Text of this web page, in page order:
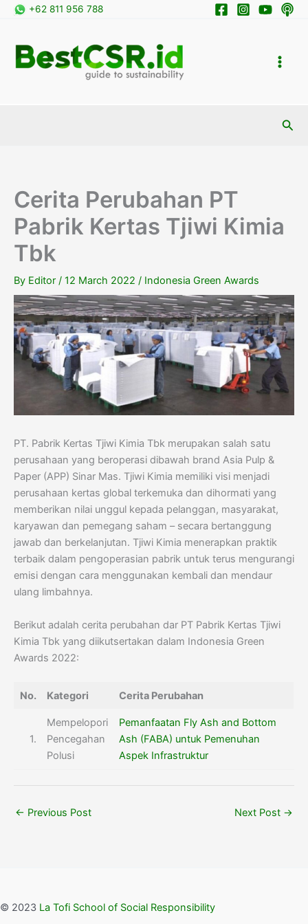
Skip
+62 811 956 788
Cerita Perubahan PT
Pabrik Kertas Tjiwi Kimia
Tbk
By Editor / 12 March 2022 / Indonesia Green Awards
PT. Pabrik Kertas Tjiwi Kimia Tbk merupakan salah satu
perusahaan yang beroperasi dibawah brand Asia Pulp &
Paper (APP) Sinar Mas. Tjiwi Kimia memiliki visi menjadi
perusahaan kertas global terkemuka dan dihormati yang
memberikan nilai unggul kepada pelanggan, masyarakat,
karyawan dan pemegang saham – secara bertanggung
jawab dan berkelanjutan. Tjiwi Kimia menerapkan praktik
terbaik dalam pengoperasian pabrik untuk terus mengurangi
emisi dengan cara menggunakan kembali dan mendaur
ulang limbahnya.
Berikut adalah cerita perubahan dar PT Pabrik Kertas Tjiwi
Kimia Tbk yang diikutsertakan dalam Indonesia Green
Awards 2022:
No. Kategori Cerita Perubahan
1.
Mempelopori
Pencegahan
Polusi
Pemanfaatan Fly Ash and Bottom
Ash (FABA) untuk Pemenuhan
Aspek Infrastruktur
← Previous Post Next Post →
© 2023 La Tofi School of Social Responsibility